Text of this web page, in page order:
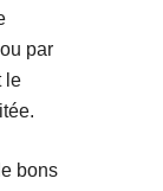
par
le
bons